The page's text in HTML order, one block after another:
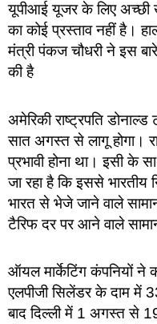
यूपीआई यूजर के लिए अच्छी
का कोई प्रस्ताव नहीं है।
मंत्री पंकज चौधरी ने इस
की है
अमेरिकी राष्ट्रपति
सात अगस्त से लागू होगा।
प्रभावी होना था। इसी के
जा रहा है कि इससे भारतीय
भारत से भेजे जाने वाले
टैरिफ दर पर आने वाले
ऑयल मार्केटिंग कंपनियों ने
एलपीजी सिलेंडर के दाम में
बाद दिल्ली में 1 अगस्त से